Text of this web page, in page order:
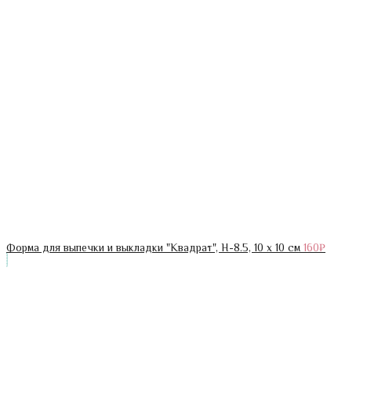
Форма для выпечки и выкладки "Квадрат", H-8.5, 10 х 10 см 160₽